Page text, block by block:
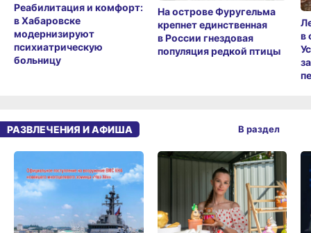
Реабилитация и комфорт:
в Хабаровске
модернизируют
психиатрическую
больницу
На острове Фуругельма
крепнет единственная
в России гнездовая
популяция редкой птицы
в
РАЗВЛЕЧЕНИЯ И АФИША В раздел